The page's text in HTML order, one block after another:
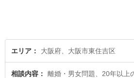
エリア 大阪府、大阪市東住吉区
相談内容 離婚・男女問題、20年以上